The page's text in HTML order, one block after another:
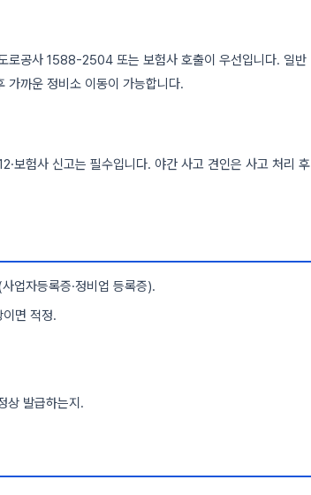
로공사 1588-2504 또는 보험사 호출이 우선입니다. 일반
가까운 정비소 이동이 가능합니다.
보험사 신고는 필수입니다. 야간 사고 견인은 사고 처리 후
업자등록증·정비업 등록증).
면 적정.
상 발급하는지.